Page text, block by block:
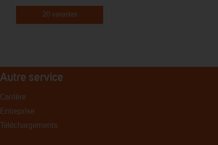
20 variantes
Autre service
Carrière
Entreprise
Téléchargements